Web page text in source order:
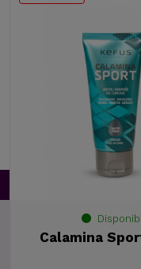
Calamina